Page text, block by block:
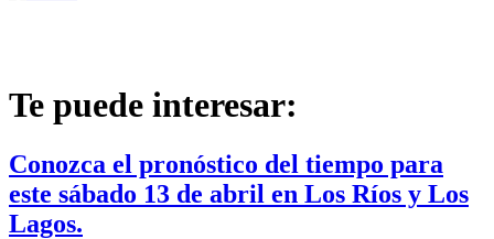
Te puede interesar:
Conozca el pronóstico del tiempo para
este sábado 13 de abril en Los Ríos y Los
Lagos.